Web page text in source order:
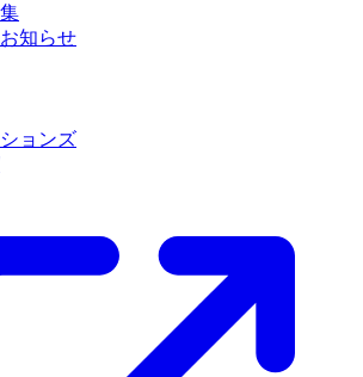
知らせ
ョンズ